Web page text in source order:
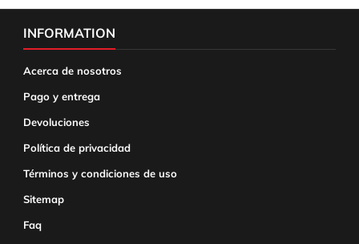
INFORMATION
Acerca de nosotros
Pago y entrega
Devoluciones
Política de privacidad
Términos y condiciones de uso
Sitemap
Faq